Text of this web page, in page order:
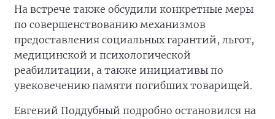
На встрече также обсудили конкретные меры
по совершенствованию механизмов
предоставления социальных гарантий, льгот,
медицинской и психологической
реабилитации, а также инициативы по
увековечению памяти погибших товарищей.
Евгений Поддубный подробно остановился на